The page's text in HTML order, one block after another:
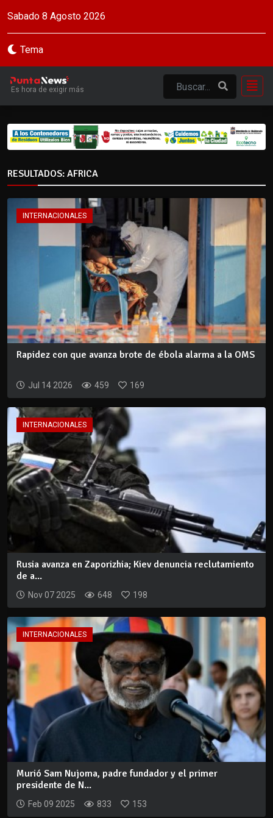
Sabado 8 Agosto 2026
Tema
Es hora de exigir más
RESULTADOS: AFRICA
INTERNACIONALES
Rapidez con que avanza brote de ébola alarma a la OMS
Jul 14 2026 459 169
INTERNACIONALES
Rusia avanza en Zaporizhia; Kiev denuncia reclutamiento
de a...
Nov 07 2025 648 198
INTERNACIONALES
Murió Sam Nujoma, padre fundador y el primer
presidente de N...
Feb 09 2025 833 153